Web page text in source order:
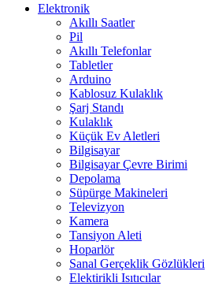
Elektronik
Akıllı Saatler
Pil
Akıllı Telefonlar
Tabletler
Arduino
Kablosuz Kulaklık
Şarj Standı
Kulaklık
Küçük Ev Aletleri
Bilgisayar
Bilgisayar Çevre Birimi
Depolama
Süpürge Makineleri
Televizyon
Kamera
Tansiyon Aleti
Hoparlör
Sanal Gerçeklik Gözlükleri
Elektirikli Isıtıcılar